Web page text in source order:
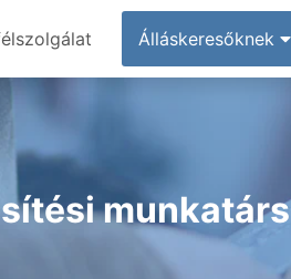
Álláskeresőknek
munkatárs